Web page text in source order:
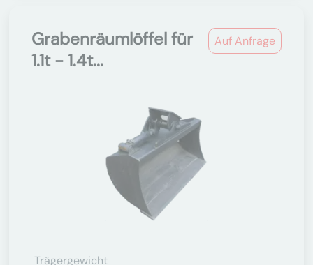
Auf Anfrage
Grabenräumlöffel für
1.1t - 1.4t...
Trägergewicht